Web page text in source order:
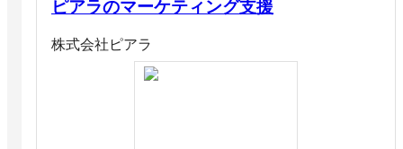
ピアラのマーケティング支援
株式会社ピアラ